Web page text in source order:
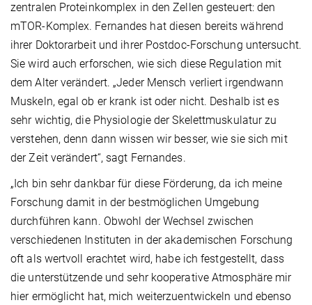
zentralen Proteinkomplex in den Zellen gesteuert: den
mTOR-Komplex. Fernandes hat diesen bereits während
ihrer Doktorarbeit und ihrer Postdoc-Forschung untersucht.
Sie wird auch erforschen, wie sich diese Regulation mit
dem Alter verändert. „Jeder Mensch verliert irgendwann
Muskeln, egal ob er krank ist oder nicht. Deshalb ist es
sehr wichtig, die Physiologie der Skelettmuskulatur zu
verstehen, denn dann wissen wir besser, wie sie sich mit
der Zeit verändert“, sagt Fernandes.
„Ich bin sehr dankbar für diese Förderung, da ich meine
Forschung damit in der bestmöglichen Umgebung
durchführen kann. Obwohl der Wechsel zwischen
verschiedenen Instituten in der akademischen Forschung
oft als wertvoll erachtet wird, habe ich festgestellt, dass
die unterstützende und sehr kooperative Atmosphäre mir
hier ermöglicht hat, mich weiterzuentwickeln und ebenso